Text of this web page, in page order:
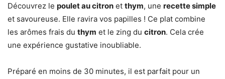
Découvrez le poulet au citron et thym, une recette simple
et savoureuse. Elle ravira vos papilles ! Ce plat combine
les arômes frais du thym et le zing du citron. Cela crée
une expérience gustative inoubliable.
Préparé en moins de 30 minutes, il est parfait pour un